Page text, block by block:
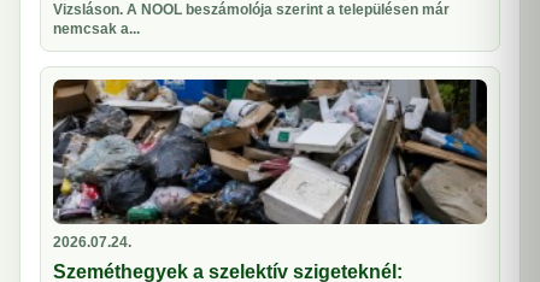
Vizsláson. A NOOL beszámolója szerint a településen már
nemcsak a...
2026.07.24.
Szeméthegyek a szelektív szigeteknél: